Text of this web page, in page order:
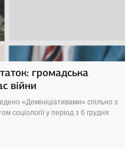
громадська
війни
«Демініціативами» спільно з
соціології у період з 6 грудня